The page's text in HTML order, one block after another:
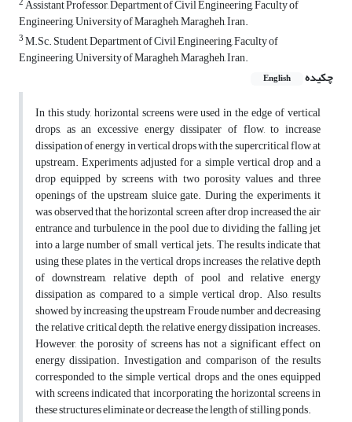
Assistant Professor, Department of Civil Engineering, Faculty of
Engineering, University of Maragheh, Maragheh, Iran.
3M.Sc. Student, Department of Civil Engineering, Faculty of
Engineering, University of Maragheh, Maragheh, Iran.
چکیده
English
In this study, horizontal screens were used in the edge of vertical
drops, as an excessive energy dissipater of flow, to increase
dissipation of energy in vertical drops with the supercritical flow at
upstream. Experiments adjusted for a simple vertical drop and a
drop equipped by screens with two porosity values and three
openings of the upstream sluice gate. During the experiments, it
was observed that the horizontal screen after drop increased the air
entrance and turbulence in the pool due to dividing the falling jet
into a large number of small vertical jets. The results indicate that
using these plates in the vertical drops increases the relative depth
of downstream, relative depth of pool and relative energy
dissipation as compared to a simple vertical drop. Also, results
showed by increasing the upstream Froude number and decreasing
the relative critical depth, the relative energy dissipation increases.
However, the porosity of screens has not a significant effect on
energy dissipation. Investigation and comparison of the results
corresponded to the simple vertical drops and the ones equipped
with screens indicated that incorporating the horizontal screens in
these structures eliminate or decrease the length of stilling ponds.